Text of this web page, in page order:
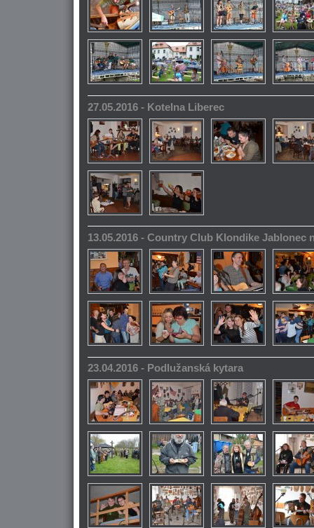
27.05.2016 - Kotelna Liberec
13.05.2016 - Country Club Klondike Jablonec
23.04.2016 - Podlužanská kytara